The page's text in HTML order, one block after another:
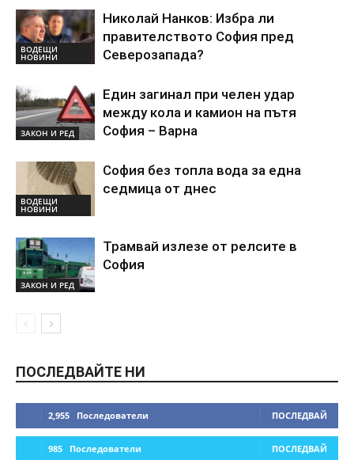
ВОДЕЩИ
НОВИНИ
Николай Нанков: Избра ли
правителството София пред
Северозапада?
ЗАКОН И РЕД
Един загинал при челен удар
между кола и камион на пътя
София – Варна
ВОДЕЩИ
НОВИНИ
София без топла вода за една
седмица от днес
ЗАКОН И РЕД
Трамвай излезе от релсите в
София
ПОСЛЕДВАЙТЕ НИ
2,955 Последователи ПОСЛЕДВАЙ
985 Последователи ПОСЛЕДВАЙ